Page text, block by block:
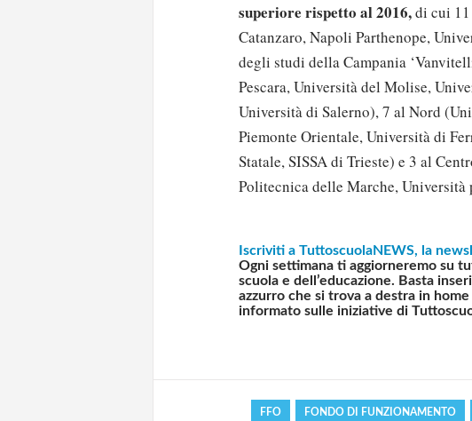
superiore rispetto al 2016,di cui 11
Catanzaro, Napoli Parthenope,
degli studi della Campania
Pescara, Università del Molise,
Università di Salerno), 7 al Nord
Piemonte Orientale, Università di
Statale, SISSA di Trieste) e 3 al
Politecnica delle Marche, Università
Iscriviti a TuttoscuolaNEWS, la
Ogni settimana ti aggiorneremo su
scuola e dell’educazione. Basta
azzurro che si trova a destra in
informato sulle iniziative di
FFO FONDO DI FUNZIONAMENTO
Solo gli utenti registrati